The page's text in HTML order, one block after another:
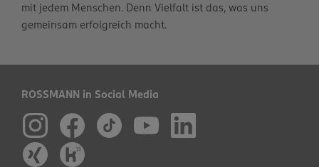
mit jedem Menschen. Denn Vielfalt ist das, was uns
gemeinsam erfolgreich macht.
ROSSMANN in Social Media